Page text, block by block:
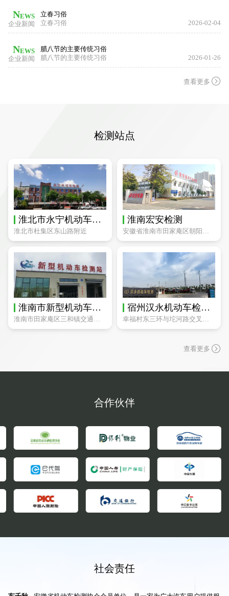
09
27
NEWS
企业新闻
立春习俗
立春习俗
2026-02-04
NEWS
企业新闻
腊八节的主要传统习俗
腊八节的主要传统习俗
2026-01-26
查看更多 
检测站点
淮北市永宁机动车检测有限公司
淮北市杜集区东山路附近
淮南宏安检测
安徽省淮南市田家庵区朝阳街道四宜控股集团
淮南市新型机动车检测站
淮南市田家庵区三和镇交通职业学校院内
宿州汉永机动车检测有限公司
幸福村东三环与坨河路交叉口向南100米路
查看更多 
合作伙伴
社会责任